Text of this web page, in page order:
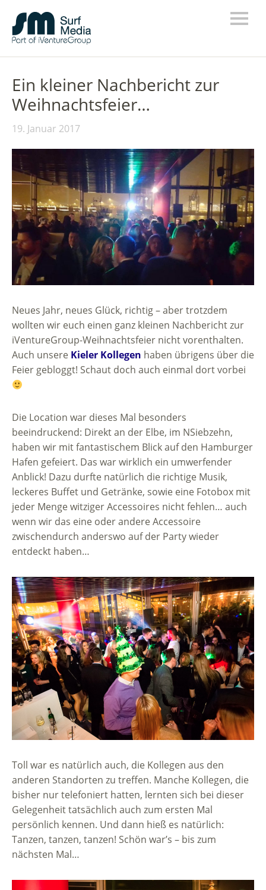
Ein kleiner Nachbericht zur
Weihnachtsfeier…
19. Januar 2017
Neues Jahr, neues Glück, richtig – aber trotzdem
wollten wir euch einen ganz kleinen Nachbericht zur
iVentureGroup-Weihnachtsfeier nicht vorenthalten.
Auch unsere Kieler Kollegen haben übrigens über die
Feier gebloggt! Schaut doch auch einmal dort vorbei
Die Location war dieses Mal besonders
beeindruckend: Direkt an der Elbe, im NSiebzehn,
haben wir mit fantastischem Blick auf den Hamburger
Hafen gefeiert. Das war wirklich ein umwerfender
Anblick! Dazu durfte natürlich die richtige Musik,
leckeres Buffet und Getränke, sowie eine Fotobox mit
jeder Menge witziger Accessoires nicht fehlen… auch
wenn wir das eine oder andere Accessoire
zwischendurch anderswo auf der Party wieder
entdeckt haben…
Toll war es natürlich auch, die Kollegen aus den
anderen Standorten zu treffen. Manche Kollegen, die
bisher nur telefoniert hatten, lernten sich bei dieser
Gelegenheit tatsächlich auch zum ersten Mal
persönlich kennen. Und dann hieß es natürlich:
Tanzen, tanzen, tanzen! Schön war’s – bis zum
nächsten Mal…